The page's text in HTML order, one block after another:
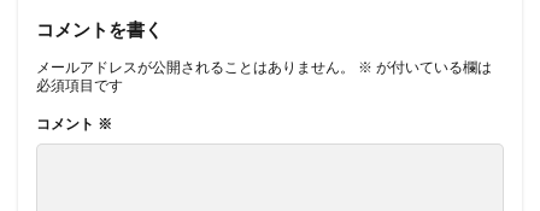
コメントを書く
メールアドレスが公開されることはありません。 ※ が付いている欄は
必須項目です
コメント ※